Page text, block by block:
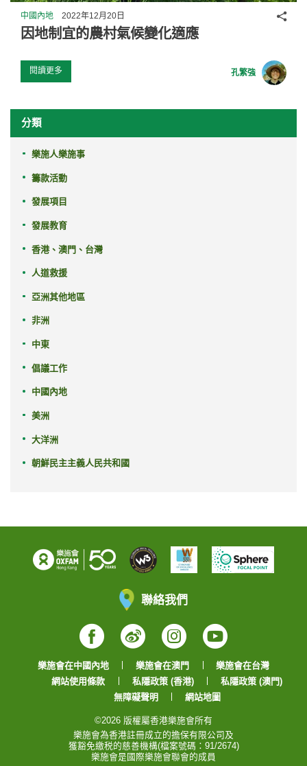
中國內地 2022年12月20日
因地制宜的農村氣候變化適應
閱讀更多 孔繁強
分享
分類
樂施人樂施事
籌款活動
發展項目
發展教育
香港、澳門、台灣
人道救援
亞洲其他地區
非洲
中東
倡議工作
中國內地
美洲
大洋洲
朝鮮民主主義人民共和國
聯絡我們
Facebook
WeiboInstagram
YouTube
樂施會在中國內地 樂施會在澳門
樂施會在台灣
網站使用條款
私隱政策 (香港)
私隱政策 (澳門)
無障礙聲明
網站地圖
©2026 版權屬香港樂施會所有
樂施會為香港註冊成立的擔保有限公司及
獲豁免繳税的慈善機構(檔案號碼：91/2674)
樂施會是國際樂施會聯會的成員